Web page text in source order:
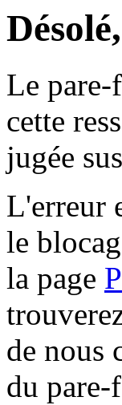
Le pare-
cette
jugée
L'erreur
le
la page
de nous
du pare-